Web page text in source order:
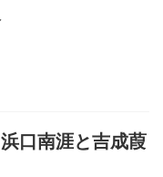
口南涯と吉成葭